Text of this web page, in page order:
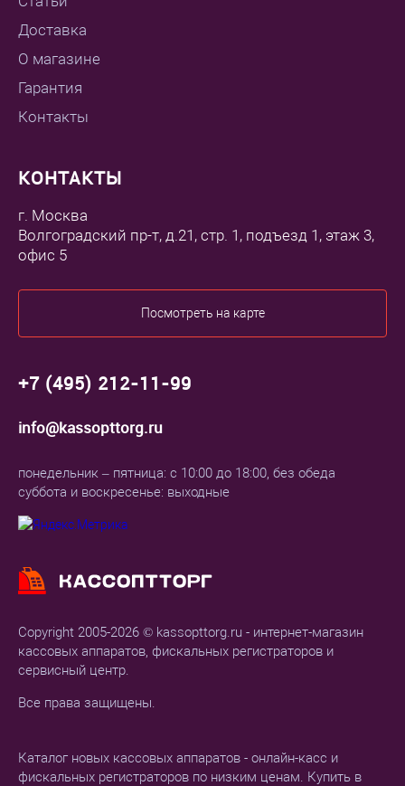
Доставка
О магазине
Гарантия
Контакты
Copyright 2005-2026 © kassopttorg.ru - интернет-магазин
кассовых аппаратов, фискальных регистраторов и
сервисный центр.
Все права защищены.
Каталог новых кассовых аппаратов - онлайн-касс и
фискальных регистраторов по низким ценам. Купить в
КОНТАКТЫ
г. Москва
Волгоградский пр-т, д.21, стр. 1, подъезд 1, этаж 3,
офис 5
Посмотреть на карте
+7 (495) 212-11-99
info@kassopttorg.ru
понедельник – пятница: с 10:00 до 18:00, без обеда
суббота и воскресенье: выходные